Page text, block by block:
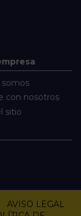
somos
con nosotros
sitio
AVISO LEGAL